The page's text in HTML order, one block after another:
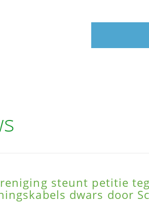
steunt petitie
dwars door